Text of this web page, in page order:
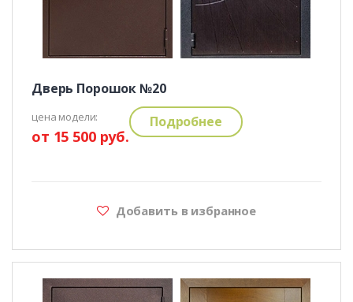
Дверь Порошок №20
цена модели:
от 15 500 руб.
Подробнее
Добавить в избранное